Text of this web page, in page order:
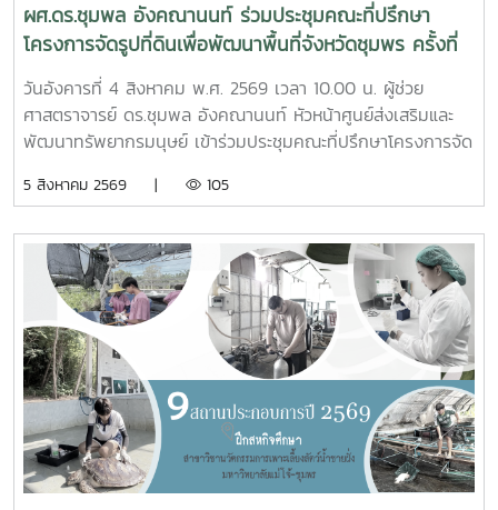
ผศ.ดร.ชุมพล อังคณานนท์ ร่วมประชุมคณะที่ปรึกษา
โครงการจัดรูปที่ดินเพื่อพัฒนาพื้นที่จังหวัดชุมพร ครั้งที่
2/2569
วันอังคารที่ 4 สิงหาคม พ.ศ. 2569 เวลา 10.00 น. ผู้ช่วย
ศาสตราจารย์ ดร.ชุมพล อังคณานนท์ หัวหน้าศูนย์ส่งเสริมและ
พัฒนาทรัพยากรมนุษย์ เข้าร่วมประชุมคณะที่ปรึกษาโครงการจัด
รวม สาย ก3 และ ก4ในเขตผังเมืองรวมชุมชนปากน้ำหลังสวน
ศาลากลางจังหวัดชุมพร โดยมีนายจักรพงศ์ นิลไพรัช ธนารักษ์
พื้นที่ชุมพร เป็นประธานในการประชุมในการนี้ นายอุดม จิตตวงค์
โยธาธิการและผังเมืองจังหวัดชุมพร พร้อมด้วยคณะที่ปรึกษา
โครงการจัดรูปที่ดินเพื่อพัฒนาพื้นที่ส่วนจังหวัดชุมพร บริเวณ
ถนนผังเมืองรวม สาย ก3 และก4 ในเขตผังเมืองรวมชุมชน
ปากน้ำหลังสวน เข้าร่วมการประชุมฯ ดังกล่าว เพื่อพิจารณาขอ
ความเห็นชอบค่าชดเชยต้นไม้และพืชผล และค่าชดเชยอาคารและ
สิ่งปลูกสร้างจากกองทุนจัดรูปที่ดินเพื่อพัฒนาพื้นที่มติที่ประชุม
รับทราบรายละเอียดราคาและเห็นควรให้เสนอคณะกรรมการ
จังหวัดขอรับเงินอุดหนุนจากกกองทุนจัดรูปเพื่อพัฒนาพื้นที่
5 สิงหาคม 2569 | 105